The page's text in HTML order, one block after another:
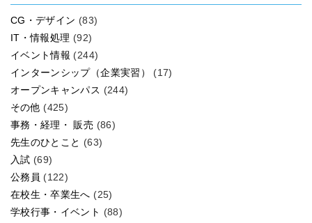
CG・デザイン (83)
IT・情報処理 (92)
イベント情報 (244)
インターンシップ（企業実習）
(17)
オープンキャンパス (244)
その他 (425)
事務・経理・ 販売 (86)
先生のひとこと (63)
入試 (69)
公務員 (122)
在校生・卒業生へ (25)
学校行事・イベント (88)